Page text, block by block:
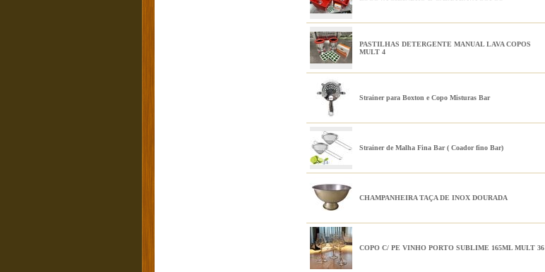
PASTILHAS DETERGENTE MANUAL LAVA COPOS
MULT 4
Strainer para Boxton e Copo Misturas Bar
Strainer de Malha Fina Bar ( Coador fino Bar)
CHAMPANHEIRA TAÇA DE INOX DOURADA
COPO C/ PE VINHO PORTO SUBLIME 165ML MULT 36